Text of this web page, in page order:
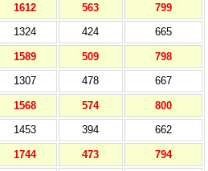
1612 563
799
1324 424 665
1589 509
798
1307 478 667
1568 574
800
1453 394 662
1744 473
794